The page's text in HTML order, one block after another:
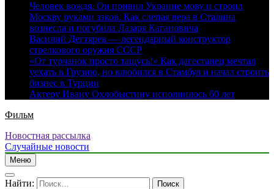
Человек вождя. Он привил Украине мову и строил
Москву руками зэков. Как слепая вера в Сталина
вознесла и погубила Лазаря Кагановича
Василий Дегтярев — легендарный конструктор
стрелкового оружия СССР
«От турчанок просто тащусь!» Как дагестанец мечтал
уехать в Грузию, но влюбился в Стамбул и начал строить
бизнес в Турции
Актеру Ивану Охлобыстину исполнилось 60 лет
Фильм
Новостная рассылка
Случайные новости
Меню
Найти: